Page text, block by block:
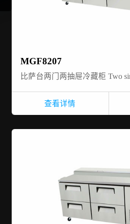
MGF8207
查看详情